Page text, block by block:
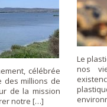
célébrée
des millions de
de la mission
notre […]
Le
nos